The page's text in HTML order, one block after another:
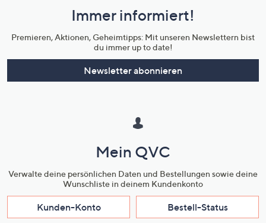
Unternehmensinformationen
Immer informiert!
Premieren, Aktionen, Geheimtipps: Mit unseren Newslettern bist
du immer up to date!
Newsletter abonnieren
Mein QVC
Verwalte deine persönlichen Daten und Bestellungen sowie deine
Wunschliste in deinem Kundenkonto
Kunden-Konto Bestell-Status